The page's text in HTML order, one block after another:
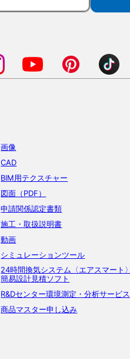
画像
CAD
BIM用テクスチャー
図面（PDF）
申請関係認定書類
施工・取扱説明書
動画
シミュレーションツール
24時間換気システム〈エアスマート〉
簡易設計見積ソフト
R&Dセンター環境測定・分析サービス
商品マスター申し込み